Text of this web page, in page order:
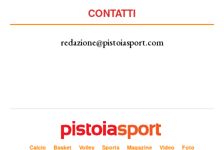
CONTATTI
redazione@pistoiasport.com
Calcio Basket Volley Sports Magazine Video Foto